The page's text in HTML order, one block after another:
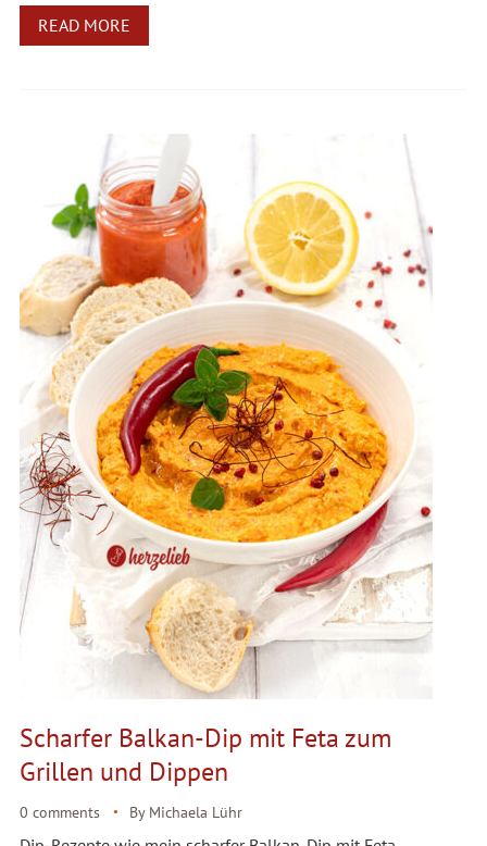
READ MORE
Scharfer Balkan-Dip mit Feta zum
Grillen und Dippen
0 comments By Michaela Lühr